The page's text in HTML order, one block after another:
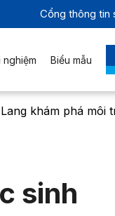
Cổng thông tin
nghiệm Biểu mẫu
khám phá môi
sinh